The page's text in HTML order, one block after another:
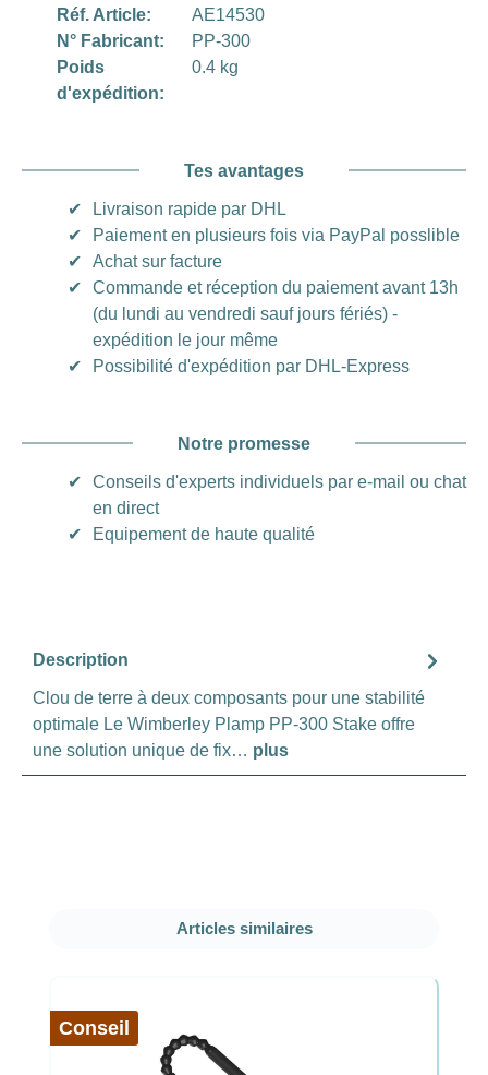
Réf. Article:
AE14530
N° Fabricant:
PP-300
Poids
d'expédition:
0.4 kg
Tes avantages
✔
Livraison rapide par DHL
✔
Paiement en plusieurs fois via PayPal posslible
✔
Achat sur facture
✔
Commande et réception du paiement avant 13h
(du lundi au vendredi sauf jours fériés) -
expédition le jour même
✔
Possibilité d'expédition par DHL-Express
Notre promesse
✔
Conseils d'experts individuels par e-mail ou chat
en direct
✔
Equipement de haute qualité
Description
Clou de terre à deux composants pour une stabilité
optimale Le Wimberley Plamp PP-300 Stake offre
une solution unique de fix… plus
Ignorer la galerie de produits
Articles similaires
Conseil